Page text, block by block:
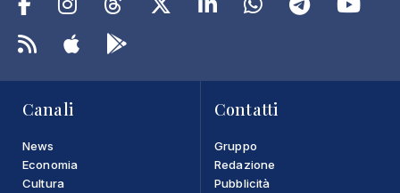
Canali
News
Economia
Cultura
Contatti
Gruppo
Redazione
Pubblicità